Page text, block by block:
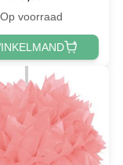
Op voorraad